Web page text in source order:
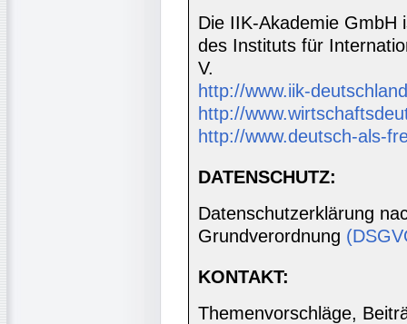
Die IIK-Akademie GmbH
des Instituts für
V.
http://www.iik-
http://
http://www.deutsch-als-
DATENSCHUTZ:
Datenschutzerklärung
Grundverordnung
KONTAKT:
Themenvorschläge,